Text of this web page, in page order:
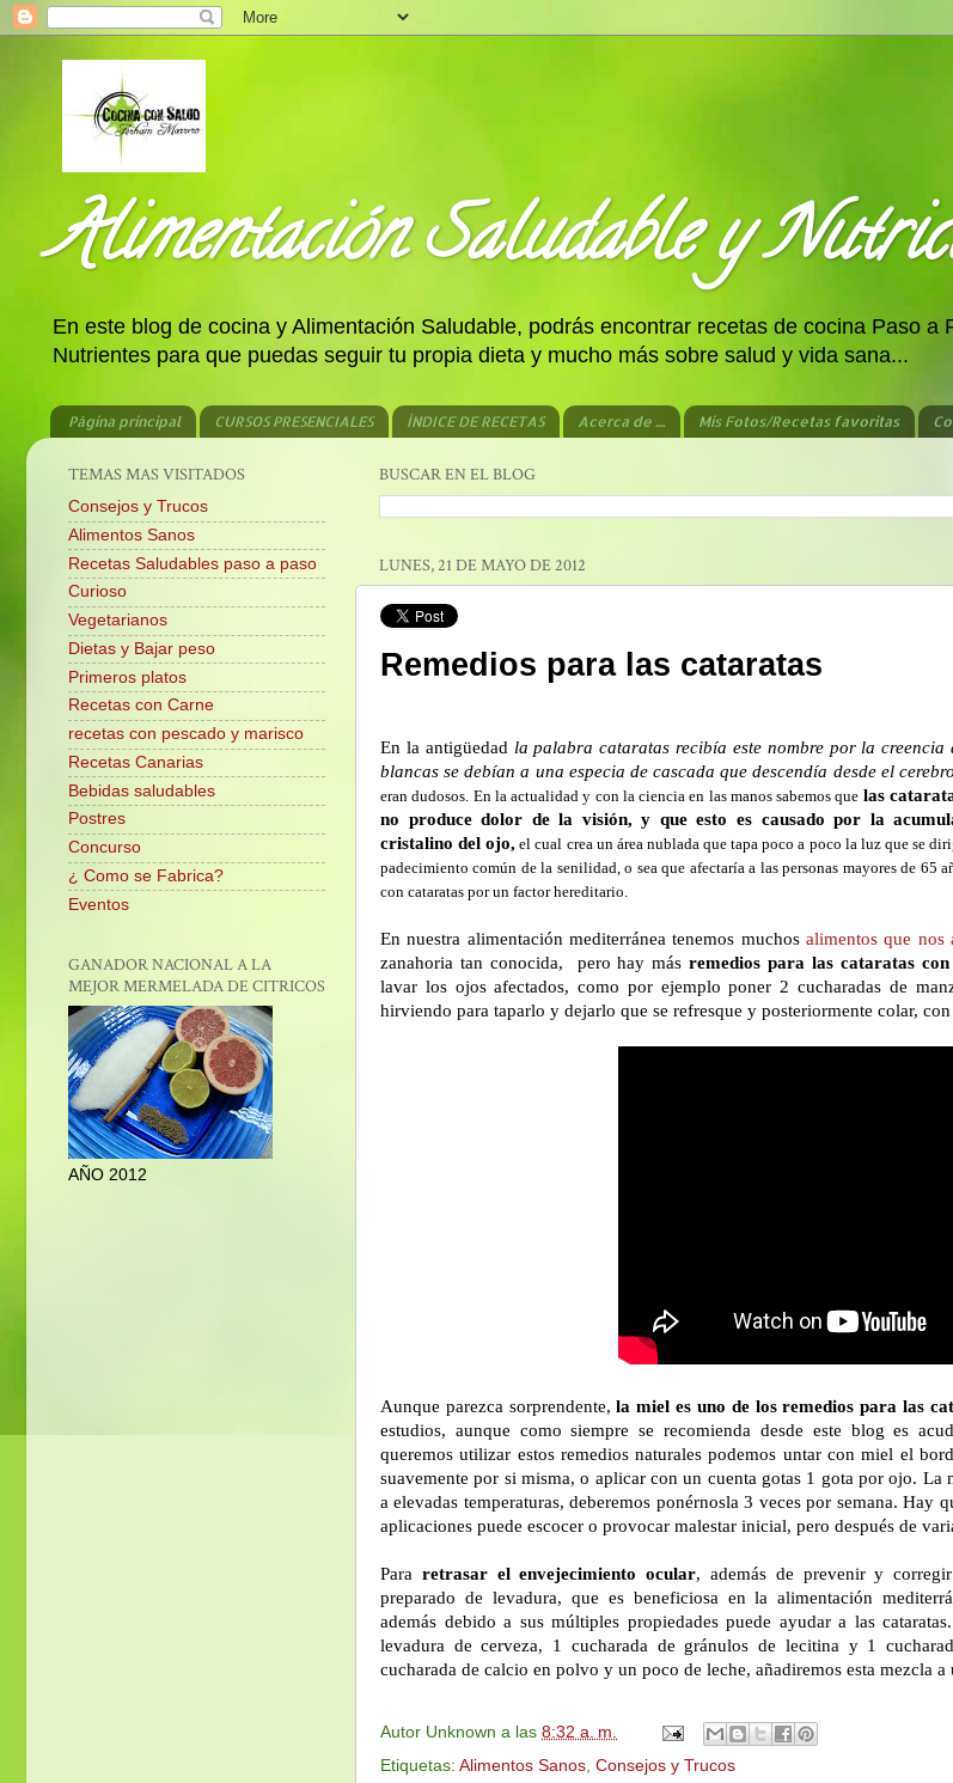
Alimentación Saludable y
En este blog de cocina y Alimentación Saludable, podrás encontrar recetas de cocina Paso
Nutrientes para que puedas seguir tu propia dieta y mucho más sobre salud y vida sana...
Página principal CURSOS PRESENCIALES ÍNDICE DE RECETAS Acerca de .... Mis Fotos/Recetas favoritas
BUSCAR EN EL BLOG
LUNES, 21 DE MAYO DE 2012
Remedios para las cataratas
En la antigüedad la palabra cataratas recibía este nombre por la
blancas se debían a una especia de cascada que descendía desde el cerebro,
eran dudosos. En la actualidad y con la ciencia en las manos sabemos que las
no produce dolor de la visión, y que esto es causado por la
cristalino del ojo, el cual crea un área nublada que tapa poco a poco la luz que se
padecimiento común de la senilidad, o sea que afectaría a las personas mayores de 65
con cataratas por un factor hereditario.
En nuestra alimentación mediterránea tenemos muchos alimentos que nos
zanahoria tan conocida, pero hay másremedios para las cataratas con
lavar los ojos afectados, como por ejemplo poner 2 cucharadas de
hirviendo para taparlo y dejarlo que se refresque y posteriormente colar,
Aunque parezca sorprendente,la miel es uno de los remedios para las
estudios, aunque como siempre se recomienda desde este blog es
queremos utilizar estos remedios naturales podemos untar con miel el
suavemente por si misma, o aplicar con un cuenta gotas 1 gota por ojo. La
a elevadas temperaturas, deberemos ponérnosla 3 veces por semana. Hay
aplicaciones puede escocer o provocar malestar inicial, pero después de
Para retrasar el envejecimiento ocular, además de prevenir y
preparado de levadura, que es beneficiosa en la alimentación
además debido a sus múltiples propiedades puede ayudar a las
levadura de cerveza, 1 cucharada de gránulos de lecitina y 1
cucharada de calcio en polvo y un poco de leche, añadiremos esta mezcla
Autor Unknown a las 8:32 a. m.
Etiquetas: Alimentos Sanos Consejos y Trucos
TEMAS MAS VISITADOS
Consejos y Trucos
Alimentos Sanos
Recetas Saludables paso a paso
Curioso
Vegetarianos
Dietas y Bajar peso
Primeros platos
Recetas con Carne
recetas con pescado y marisco
Recetas Canarias
Bebidas saludables
Postres
Concurso
¿ Como se Fabrica?
Eventos
GANADOR NACIONAL A LA
MEJOR MERMELADA DE CITRICOS
AÑO 2012